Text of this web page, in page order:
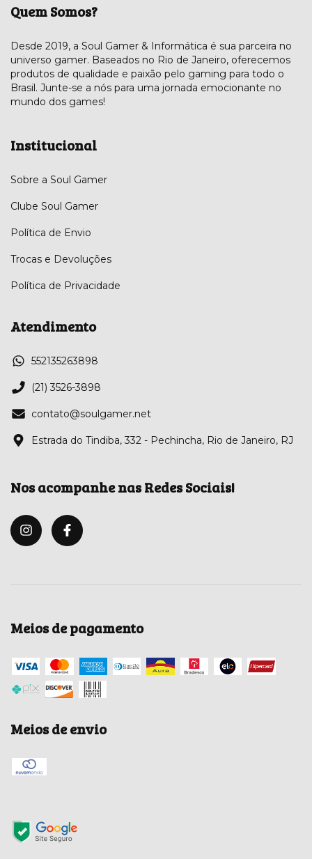
Quem Somos?
Desde 2019, a Soul Gamer & Informática é sua parceira no
universo gamer. Baseados no Rio de Janeiro, oferecemos
produtos de qualidade e paixão pelo gaming para todo o
Brasil. Junte-se a nós para uma jornada emocionante no
mundo dos games!
Institucional
Sobre a Soul Gamer
Clube Soul Gamer
Política de Envio
Trocas e Devoluções
Política de Privacidade
Atendimento
552135263898
(21) 3526-3898
contato@soulgamer.net
Estrada do Tindiba, 332 - Pechincha, Rio de Janeiro, RJ
Nos acompanhe nas Redes Sociais!
Meios de pagamento
Meios de envio